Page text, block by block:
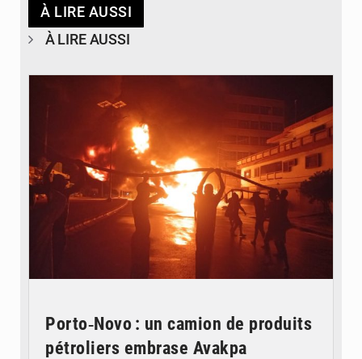
À LIRE AUSSI
À LIRE AUSSI
Porto‑Novo : un camion de produits
pétroliers embrase Avakpa